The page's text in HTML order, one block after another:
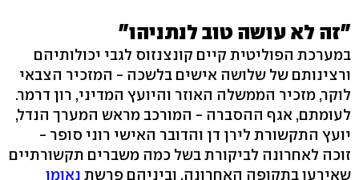
"זה לא עושה טוב לנתניהו"
במערכת הפוליטית קיים קונצנזוס לגבי יכולותיהם
ורצינותם של שלושה אישים בלשכה - המזכיר הצבאי
לוקר, מזכיר הממשלה האוזר והיועץ המדיני, רון דרמר.
לעומתם, אגף ההסברה - המורכב מראש המערך הנדל,
יועץ התקשורת לירן דן והדובר האישי רוני סופר -
זוכה לאחרונה לביקורת בשל כמה משברים תקשורתיים
שאירעו בתקופה האחרונה, וביניהם פרשת נאומו